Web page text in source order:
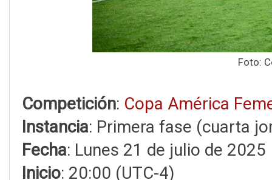
Foto:
Competición: Copa América
Instancia: Primera fase (cuarta
Fecha: Lunes 21 de julio de 2025
Inicio: 20:00 (UTC-4)